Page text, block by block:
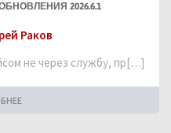
2026.6.1
Раков
не через службу, пр[…]